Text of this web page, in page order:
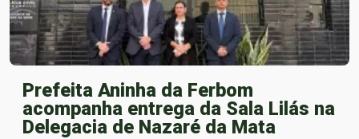
Prefeita Aninha da Ferbom
acompanha entrega da Sala Lilás na
Delegacia de Nazaré da Mata